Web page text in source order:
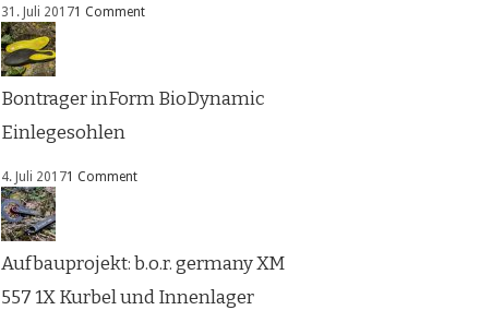
31. Juli 20171 Comment
Bontrager inForm BioDynamic
Einlegesohlen
4. Juli 20171 Comment
Aufbauprojekt: b.o.r. germany XM
557 1X Kurbel und Innenlager